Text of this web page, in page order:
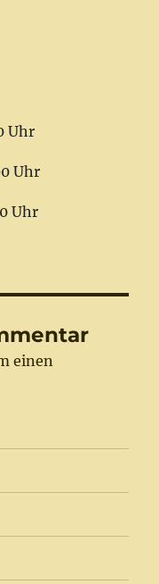
Uhr
Uhr
Uhr
einen